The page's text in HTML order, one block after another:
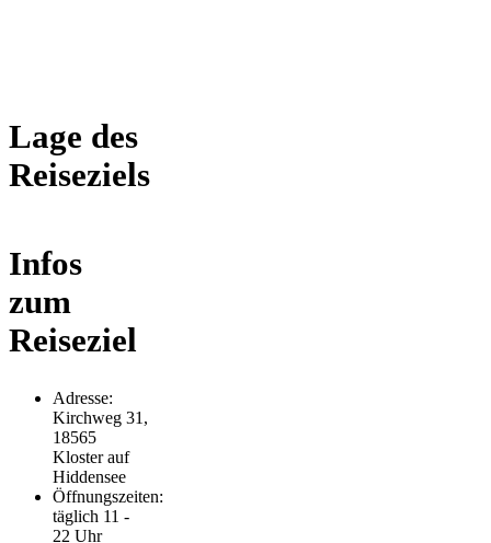
Lage des
Reiseziels
Infos
zum
Reiseziel
Adresse:
Kirchweg 31,
18565
Kloster auf
Hiddensee
Öffnungszeiten:
täglich 11 -
22 Uhr